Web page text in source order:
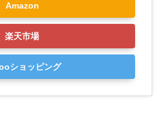
Amazon
楽天市場
ショッピング